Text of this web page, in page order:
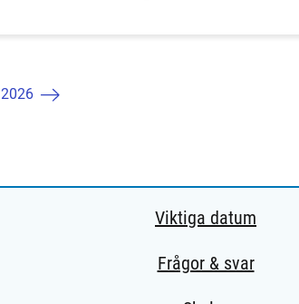
Viktiga datum
Frågor & svar